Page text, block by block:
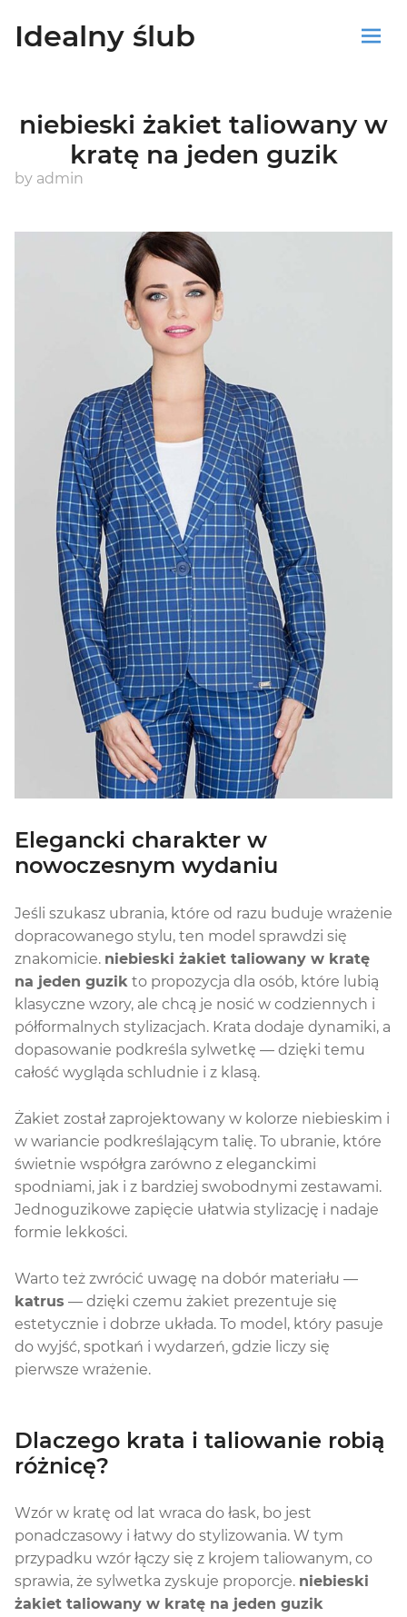
Idealny ślub
Blog
Koszyk
niebieski żakiet taliowany w
kratę na jeden guzik
by admin
Elegancki charakter w
nowoczesnym wydaniu
Jeśli szukasz ubrania, które od razu buduje wrażenie
dopracowanego stylu, ten model sprawdzi się
znakomicie. niebieski żakiet taliowany w kratę
na jeden guzik to propozycja dla osób, które lubią
klasyczne wzory, ale chcą je nosić w codziennych i
półformalnych stylizacjach. Krata dodaje dynamiki, a
dopasowanie podkreśla sylwetkę — dzięki temu
całość wygląda schludnie i z klasą.
Żakiet został zaprojektowany w kolorze niebieskim i
w wariancie podkreślającym talię. To ubranie, które
świetnie współgra zarówno z eleganckimi
spodniami, jak i z bardziej swobodnymi zestawami.
Jednoguzikowe zapięcie ułatwia stylizację i nadaje
formie lekkości.
Warto też zwrócić uwagę na dobór materiału —
katrus — dzięki czemu żakiet prezentuje się
estetycznie i dobrze układa. To model, który pasuje
do wyjść, spotkań i wydarzeń, gdzie liczy się
pierwsze wrażenie.
Dlaczego krata i taliowanie robią
różnicę?
Wzór w kratę od lat wraca do łask, bo jest
ponadczasowy i łatwy do stylizowania. W tym
przypadku wzór łączy się z krojem taliowanym, co
sprawia, że sylwetka zyskuje proporcje. niebieski
żakiet taliowany w kratę na jeden guzik